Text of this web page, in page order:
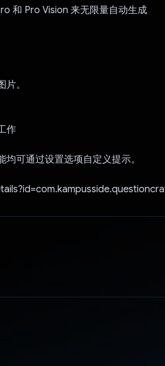
和 Pro Vision 来无限量自动生成
。
作
可通过设置选项自定义提示。